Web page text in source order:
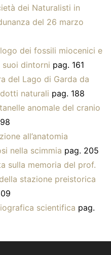
dei Naturalisti in
del 26 marzo
dei fossili miocenici e
suoi dintorni pag. 161
del Lago di Garda da
naturali pag. 188
anomale del cranio
all’anatomia
nella scimmia pag. 205
sulla memoria del prof.
stazione preistorica
scientifica pag.